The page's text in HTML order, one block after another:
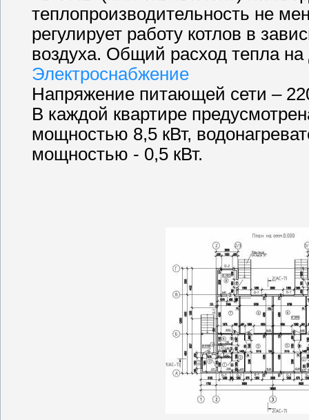
теплопроизводительность не
регулирует работу котлов в
воздуха. Общий расход тепла на
Электроснабжение
Напряжение питающей сети –
В каждой квартире
мощностью 8,5 кВт,
мощностью - 0,5 кВт.